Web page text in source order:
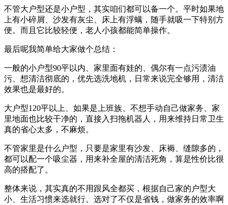
不管大户型还是小户型，其实咱们都可以备一个。平时如果地
上有小碎屑、沙发有灰尘、床上有浮螨，随手就吸一下特别方
便。而且它比较轻便，老人小孩都能简单操作。
最后呢我简单给大家做个总结：
一般的小户型90平以内、家里面有娃的、偶尔有一点污渍油
污、想清洁彻底的，优先选洗地机，日常来说完全够用，清洁
效果也是最好的。
大户型120平以上、如果是上班族、不想手动自己做家务、家
里地面也比较干净的，直接入扫拖机器人，用来维持日常卫生
真的省心太多，不麻烦。
不管家里是什么户型，只要是家里有沙发、床褥、缝隙多的，
都可以配一个吸尘器，用来补全屋的清洁死角，算是性价比很
高的搭配了。
整体来说，其实真的不用跟风全都买，根据自己家的户型大
小、生活习惯来选就行。选对了不仅是省钱，做家务的效率啊